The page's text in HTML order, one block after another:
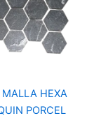
HEXA
PORCEL